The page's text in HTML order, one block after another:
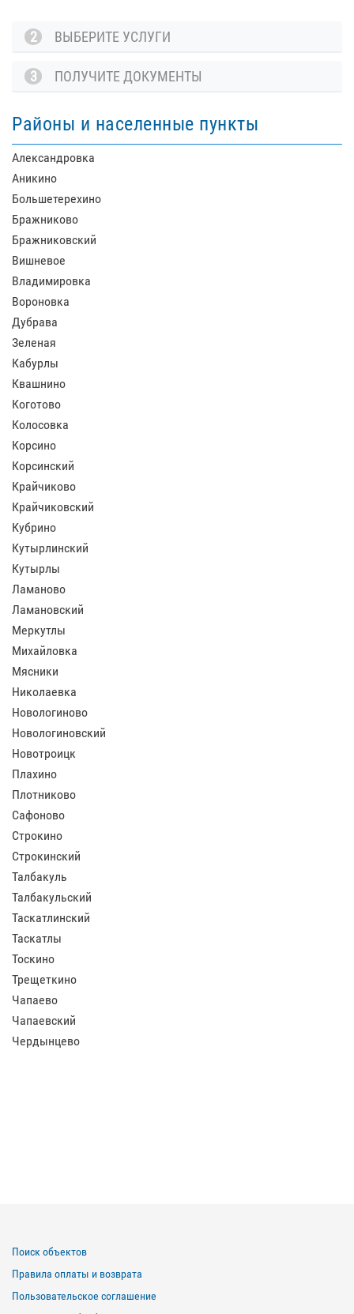
2 ВЫБЕРИТЕ УСЛУГИ
3 ПОЛУЧИТЕ ДОКУМЕНТЫ
Районы и населенные пункты
Александровка
Аникино
Большетерехино
Бражниково
Бражниковский
Вишневое
Владимировка
Вороновка
Дубрава
Зеленая
Кабурлы
Квашнино
Коготово
Колосовка
Корсино
Корсинский
Крайчиково
Крайчиковский
Кубрино
Кутырлинский
Кутырлы
Ламаново
Ламановский
Меркутлы
Михайловка
Мясники
Николаевка
Новологиново
Новологиновский
Новотроицк
Плахино
Плотниково
Сафоново
Строкино
Строкинский
Талбакуль
Талбакульский
Таскатлинский
Таскатлы
Тоскино
Трещеткино
Чапаево
Чапаевский
Чердынцево
Поиск объектов
Правила оплаты и возврата
Пользовательское соглашение